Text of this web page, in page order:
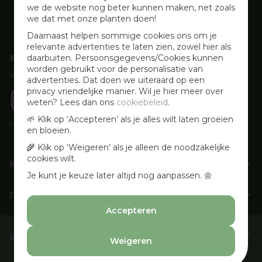
we de website nog beter kunnen maken, net zoals
we dat met onze planten doen!
Daarnaast helpen sommige cookies ons om je
relevante advertenties te laten zien, zowel hier als
daarbuiten. Persoonsgegevens/Cookies kunnen
worden gebruikt voor de personalisatie van
advertenties. Dat doen we uiteraard op een
privacy vriendelijke manier. Wil je hier meer over
weten? Lees dan ons cookiebeleid.
🌱 Klik op ‘Accepteren’ als je alles wilt laten groeien
en bloeien.
🌾 Klik op ‘Weigeren’ als je alleen de noodzakelijke
cookies wilt.
Je kunt je keuze later altijd nog aanpassen. 🌼
Accepteren
Weigeren
Nieuwsbrief aanmelden
Voor wekelijkse aanbiedingen, activiteiten en inspirerende tips
Lees onzePrivacyverklaring
Klantenservice
Info & openingstijden